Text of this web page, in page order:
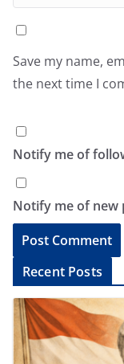
Save my name,
the next time I
Notify me of
Notify me of new
l
Recent Posts